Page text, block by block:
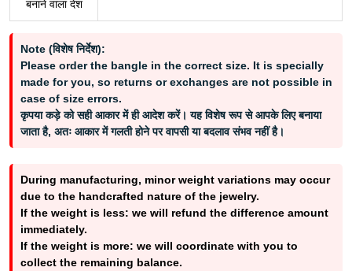
बनाने वाला देश
Note (विशेष निर्देश):
Please order the bangle in the correct size. It is specially
made for you, so returns or exchanges are not possible in
case of size errors.
कृपया कड़े को सही आकार में ही आदेश करें। यह विशेष रूप से आपके लिए बनाया
जाता है, अतः आकार में गलती होने पर वापसी या बदलाव संभव नहीं है।
During manufacturing, minor weight variations may occur
due to the handcrafted nature of the jewelry.
If the weight is less: we will refund the difference amount
immediately.
If the weight is more: we will coordinate with you to
collect the remaining balance.